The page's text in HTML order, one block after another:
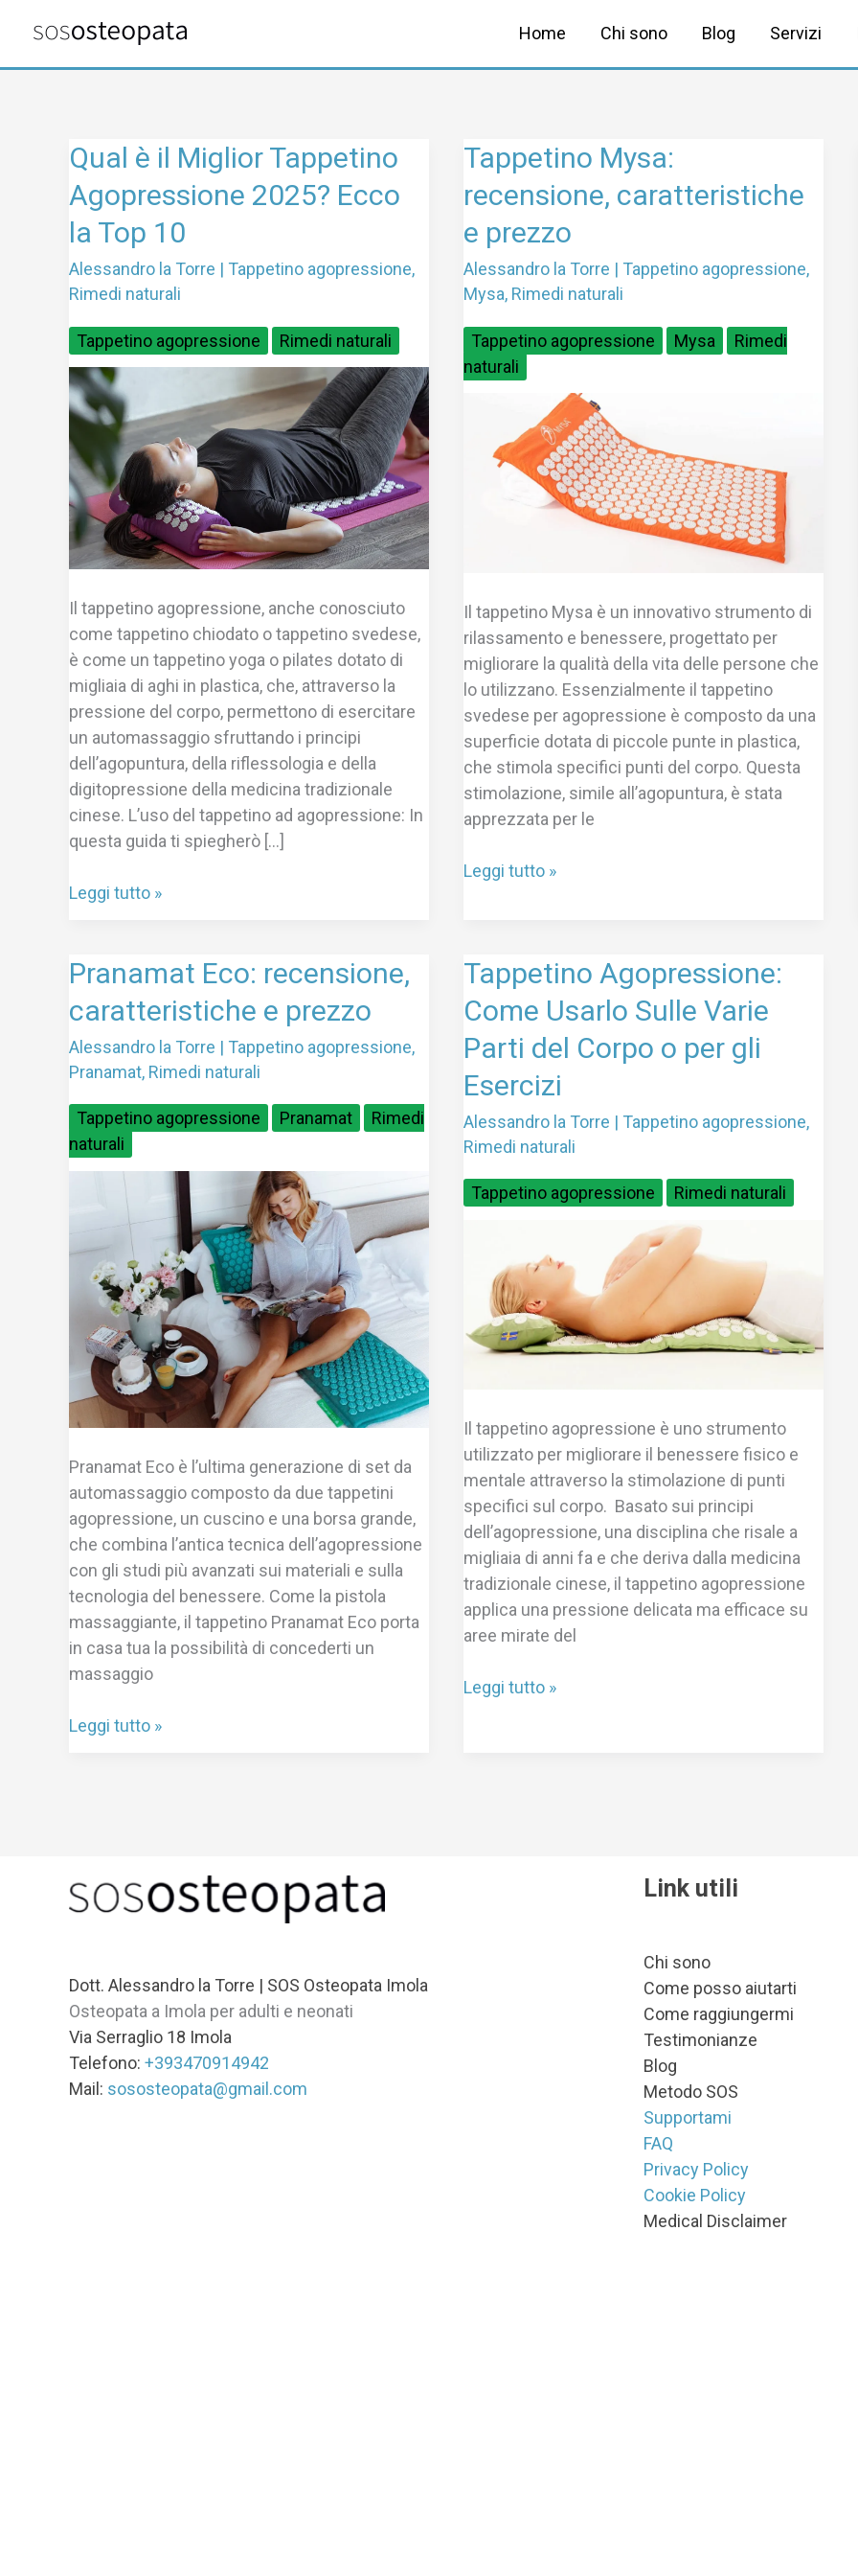
contenuto
Home Chi sono Blog Servizi
Qual è il Miglior Tappetino
Agopressione 2025? Ecco
la Top 10
Alessandro la Torre | Tappetino agopressione,
Rimedi naturali
Tappetino agopressione Rimedi naturali
Il tappetino agopressione, anche conosciuto
come tappetino chiodato o tappetino svedese,
è come un tappetino yoga o pilates dotato di
migliaia di aghi in plastica, che, attraverso la
pressione del corpo, permettono di esercitare
un automassaggio sfruttando i principi
dell’agopuntura, della riflessologia e della
digitopressione della medicina tradizionale
cinese. L’uso del tappetino ad agopressione: In
questa guida ti spiegherò […]
Qual
il
Miglior
Tappetino
Agopressione
2025?
Ecco
la
Top
10
Leggi tutto »
Tappetino Mysa:
recensione, caratteristiche
e prezzo
Alessandro la Torre | Tappetino agopressione,
Mysa, Rimedi naturali
Tappetino agopressione Mysa
Rimedi
naturali
Il tappetino Mysa è un innovativo strumento di
rilassamento e benessere, progettato per
migliorare la qualità della vita delle persone che
lo utilizzano. Essenzialmente il tappetino
svedese per agopressione è composto da una
superficie dotata di piccole punte in plastica,
che stimola specifici punti del corpo. Questa
stimolazione, simile all’agopuntura, è stata
apprezzata per le
Tappetino
Mysa:
recensione,
caratteristiche
prezzo
Leggi tutto »
Pranamat Eco: recensione,
caratteristiche e prezzo
Alessandro la Torre | Tappetino agopressione,
Pranamat, Rimedi naturali
Tappetino agopressione Pranamat
Rimedi
naturali
Pranamat Eco è l’ultima generazione di set da
automassaggio composto da due tappetini
agopressione, un cuscino e una borsa grande,
che combina l’antica tecnica dell’agopressione
con gli studi più avanzati sui materiali e sulla
tecnologia del benessere. Come la pistola
massaggiante, il tappetino Pranamat Eco porta
in casa tua la possibilità di concederti un
massaggio
Pranamat
recensione,
caratteristiche
e
Leggi tutto »
Tappetino Agopressione:
Come Usarlo Sulle Varie
Parti del Corpo o per gli
Esercizi
Alessandro la Torre | Tappetino agopressione,
Rimedi naturali
Tappetino agopressione Rimedi naturali
Il tappetino agopressione è uno strumento
utilizzato per migliorare il benessere fisico e
mentale attraverso la stimolazione di punti
specifici sul corpo. Basato sui principi
dell’agopressione, una disciplina che risale a
migliaia di anni fa e che deriva dalla medicina
tradizionale cinese, il tappetino agopressione
applica una pressione delicata ma efficace su
aree mirate del
Tappetino
Agopressione:
Come
Usarlo
Varie
Parti
del
Esercizi
Leggi tutto »
Dott. Alessandro la Torre | SOS Osteopata Imola
Osteopata a Imola per adulti e neonati
Via Serraglio 18 Imola
Telefono: +393470914942
Mail: sososteopata@gmail.com
Link utili
Chi sono
Come posso aiutarti
Come raggiungermi
Testimonianze
Blog
Metodo SOS
Supportami
FAQ
Privacy Policy
Cookie Policy
Medical Disclaimer